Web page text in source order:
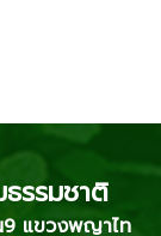
รรมชาติ
แขวงพญาไท